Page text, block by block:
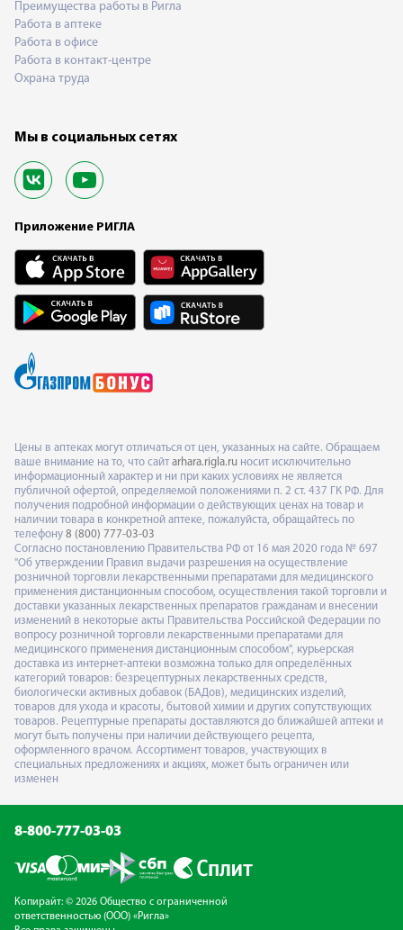
Преимущества работы в Ригла
Работа в аптеке
Работа в офисе
Работа в контакт-центре
Охрана труда
Мы в социальных сетях
Приложение РИГЛА
Цены в аптеках могут отличаться от цен, указанных на сайте. Обращаем
ваше внимание на то, что сайт arhara.rigla.ru носит исключительно
информационный характер и ни при каких условиях не является
публичной офертой, определяемой положениями п. 2 ст. 437 ГК РФ. Для
получения подробной информации о действующих ценах на товар и
наличии товара в конкретной аптеке, пожалуйста, обращайтесь по
телефону 8 (800) 777-03-03
Согласно постановлению Правительства РФ от 16 мая 2020 года № 697
"Об утверждении Правил выдачи разрешения на осуществление
розничной торговли лекарственными препаратами для медицинского
применения дистанционным способом, осуществления такой торговли и
доставки указанных лекарственных препаратов гражданам и внесении
изменений в некоторые акты Правительства Российской Федерации по
вопросу розничной торговли лекарственными препаратами для
медицинского применения дистанционным способом", курьерская
доставка из интернет-аптеки возможна только для определённых
категорий товаров: безрецептурных лекарственных средств,
биологически активных добавок (БАДов), медицинских изделий,
товаров для ухода и красоты, бытовой химии и других сопутствующих
товаров. Рецептурные препараты доставляются до ближайшей аптеки и
могут быть получены при наличии действующего рецепта,
оформленного врачом. Ассортимент товаров, участвующих в
специальных предложениях и акциях, может быть ограничен или
изменен
8-800-777-03-03
Копирайт: © 2026 Общество с ограниченной
ответственностью (ООО) «Ригла»